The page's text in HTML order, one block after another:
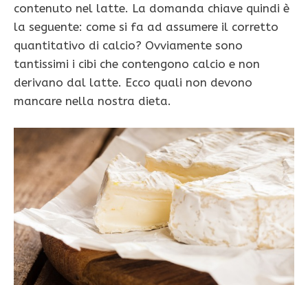
contenuto nel latte. La domanda chiave quindi è
la seguente: come si fa ad assumere il corretto
quantitativo di calcio? Ovviamente sono
tantissimi i cibi che contengono calcio e non
derivano dal latte. Ecco quali non devono
mancare nella nostra dieta.